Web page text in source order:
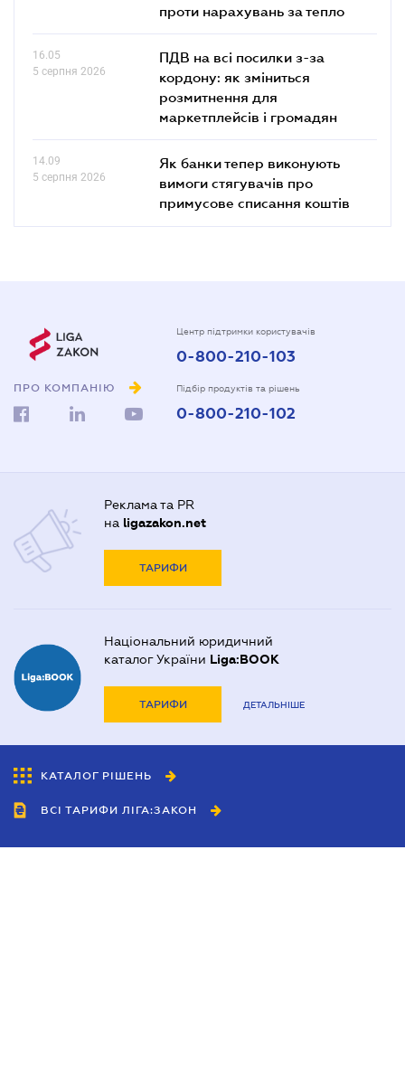
проти нарахувань за тепло
16.05
5 серпня 2026
ПДВ на всі посилки з-за
кордону: як зміниться
розмитнення для
маркетплейсів і громадян
14.09
5 серпня 2026
Як банки тепер виконують
вимоги стягувачів про
примусове списання коштів
ПРО КОМПАНІЮ
Центр підтримки користувачів
0-800-210-103
Підбір продуктів та рішень
0-800-210-102
Реклама та PR
на ligazakon.net
ТАРИФИ
Національний юридичний
каталог України Liga:BOOK
ТАРИФИ ДЕТАЛЬНІШЕ
КАТАЛОГ РІШЕНЬ
ВСІ ТАРИФИ ЛІГА:ЗАКОН